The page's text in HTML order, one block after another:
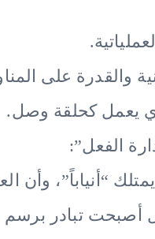
والقدرة على
يعمل كحلقة وصل.
“أنياباً”، وأن
أصبحت تبادر برسم